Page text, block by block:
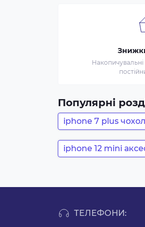
Популярні
iphone 7 plus
iphone 12 mini
ТЕЛЕФОНИ: